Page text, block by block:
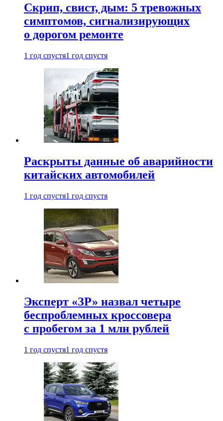
Скрип, свист, дым: 5 тревожных
симптомов, сигнализирующих
о дорогом ремонте
1 год спустя1 год спустя
Раскрыты данные об аварийности
китайских автомобилей
1 год спустя1 год спустя
Эксперт «ЗР» назвал четыре
беспроблемных кроссовера
с пробегом за 1 млн рублей
1 год спустя1 год спустя